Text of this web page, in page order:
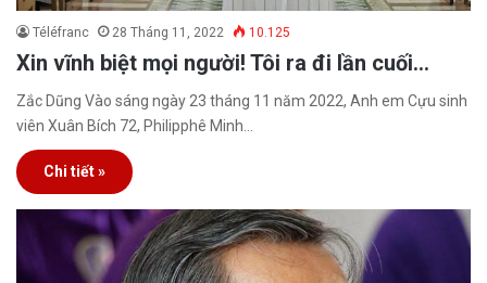
Téléfranc 28 Tháng 11, 2022 10.125
Xin vĩnh biệt mọi người! Tôi ra đi lần cuối…
Zắc Dũng Vào sáng ngày 23 tháng 11 năm 2022, Anh em Cựu sinh
viên Xuân Bích 72, Philipphê Minh…
Chi tiết »